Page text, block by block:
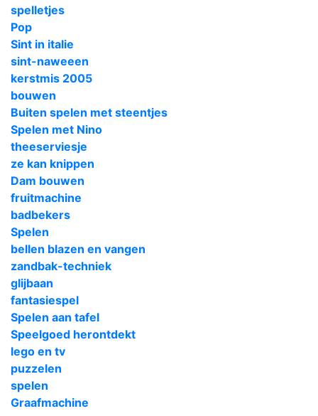
spelletjes
Pop
Sint in italie
sint-naweeen
kerstmis 2005
bouwen
Buiten spelen met steentjes
Spelen met Nino
theeserviesje
ze kan knippen
Dam bouwen
fruitmachine
badbekers
Spelen
bellen blazen en vangen
zandbak-techniek
glijbaan
fantasiespel
Spelen aan tafel
Speelgoed herontdekt
lego en tv
puzzelen
spelen
Graafmachine